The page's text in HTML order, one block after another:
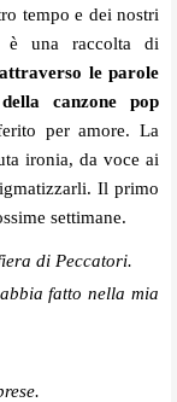
tempo e dei nostri
è una raccolta di
le parole
canzone pop
per amore. La
ironia, da voce ai
Il primo
settimane.
di Peccatori.
fatto nella mia